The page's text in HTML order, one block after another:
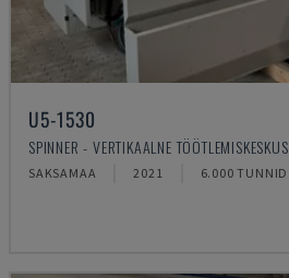
U5-1530
SPINNER - VERTIKAALNE TÖÖTLEMISKESKUS
SAKSAMAA 2021 6.000 TUNNID